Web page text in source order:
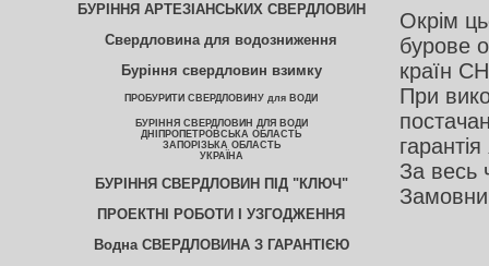
Окрім
бурове
країн
При
гарантія
За весь
БУРІННЯ АРТЕЗІАНСЬКИХ СВЕРДЛОВИН
Свердловина для водозниження
Буріння свердловин взимку
ПРОБУРИТИ СВЕРДЛОВИНУ для ВОДИ
БУРІННЯ СВЕРДЛОВИН ДЛЯ ВОДИ
ДНІПРОПЕТРОВСЬКА ОБЛАСТЬ
ЗАПОРІЗЬКА ОБЛАСТЬ
УКРАЇНА
БУРІННЯ СВЕРДЛОВИН ПІД "КЛЮЧ"
ПРОЕКТНІ РОБОТИ І УЗГОДЖЕННЯ
Водна СВЕРДЛОВИНА З ГАРАНТІЄЮ